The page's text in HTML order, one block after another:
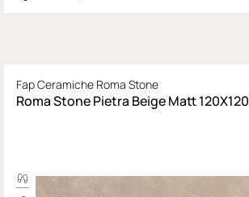
Fap Ceramiche Roma Stone
Roma Stone Pietra Beige Matt 120X120